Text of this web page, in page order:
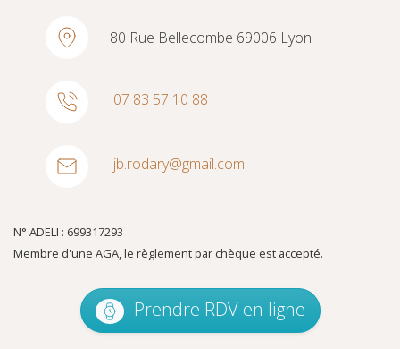
80 Rue Bellecombe 69006 Lyon
07 83 57 10 88
jb.rodary@gmail.com
N° ADELI : 699317293
Membre d'une AGA, le règlement par chèque est accepté.
Prendre RDV en ligne